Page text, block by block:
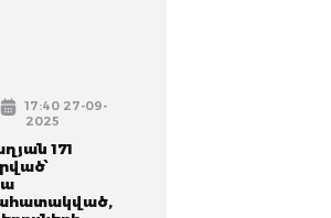
17:40 27-09-
2025
171